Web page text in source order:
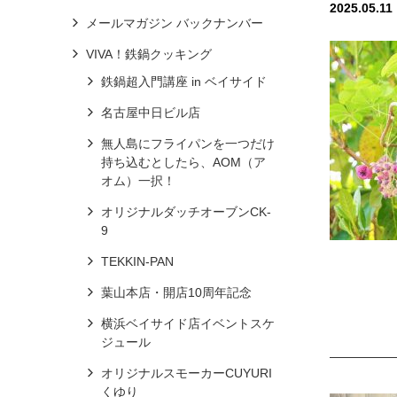
2025.05.11
メールマガジン バックナンバー
VIVA！鉄鍋クッキング
鉄鍋超入門講座 in ベイサイド
名古屋中日ビル店
無人島にフライパンを一つだけ
持ち込むとしたら、AOM（ア
オム）一択！
オリジナルダッチオーブンCK-
9
TEKKIN-PAN
葉山本店・開店10周年記念
横浜ベイサイド店イベントスケ
ジュール
オリジナルスモーカーCUYURI
くゆり